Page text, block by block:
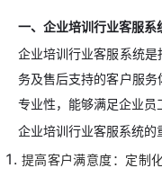
一、企业培训行业客服系
企业培训行业客服系统
务及售后支持的客户服务
专业性，能够满足企业员
企业培训行业客服系统的
提高客户满意度：定制